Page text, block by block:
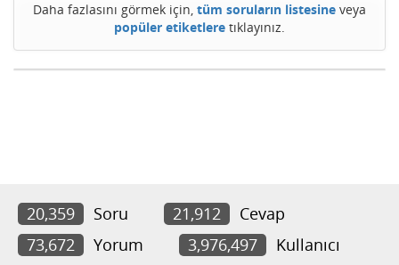
Daha fazlasını görmek için, tüm soruların listesine veya
popüler etiketlere tıklayınız.
20,359 Soru 21,912
Cevap
73,672
Yorum 3,976,497 Kullanıcı